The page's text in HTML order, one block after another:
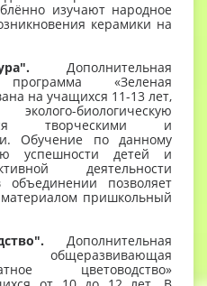
изучают народное
керамики на
Дополнительная
программа «Зеленая
на учащихся 11-13 лет,
биологическую
творческими и
Обучение по данному
успешности детей и
деятельности
позволяет
пришкольный
Дополнительная
общеразвивающая
цветоводство»